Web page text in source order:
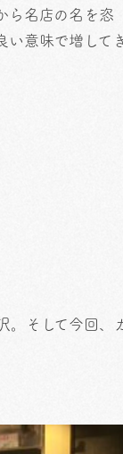
名店の名を恣
意味で増して
そして今回、